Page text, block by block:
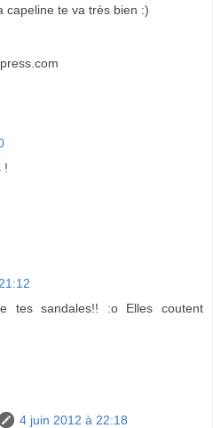
capeline te va très bien :)
!
tes sandales!! :o Elles coutent
4 juin 2012 à 22:18